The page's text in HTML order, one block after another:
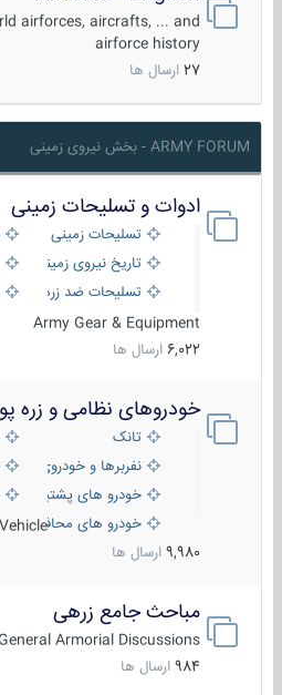
airforces, aircrafts, ... and
airforce history
27 ارسال ها
ARMY FORUM - بخش نیروی زمینی
ادوات و تسلیحات زمینی
تسلیحات زمینی
تاریخ نیروی زمینی
تسلیحات ضد زره
Army Gear & Equipment
6,022 ارسال ها
خودروهای نظامی و زره
تانک
نفربرها و خودروی های
خودرو های پشتیبانی
خودرو های محافظت
9,980 ارسال ها
مباحث جامع زرهی
Armorial Discussions
984 ارسال ها